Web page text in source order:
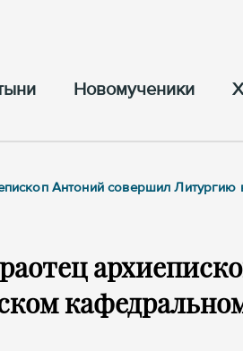
Новомученики
Антоний совершил